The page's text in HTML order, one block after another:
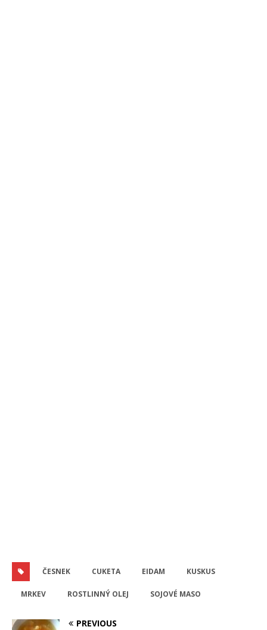
ČESNEK CUKETA EIDAM KUSKUS
MRKEV ROSTLINNÝ OLEJ SOJOVÉ MASO
PREVIOUS